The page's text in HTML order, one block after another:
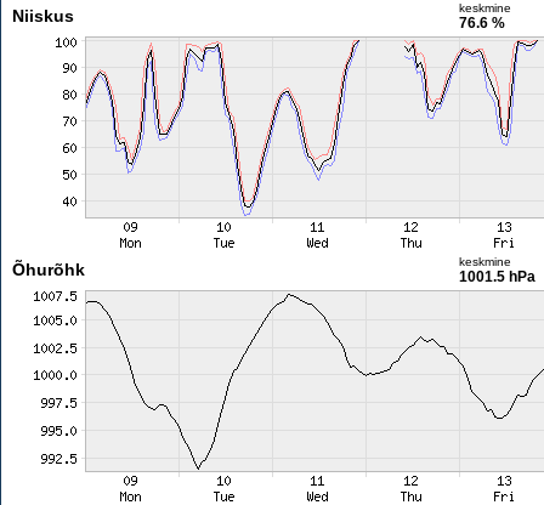
Niiskus keskmine
76.6 %
Õhurõhk keskmine
1001.5 hPa